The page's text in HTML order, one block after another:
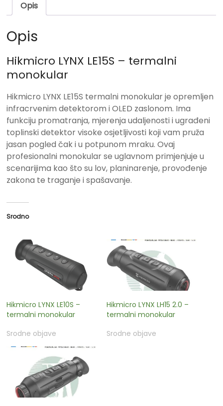
Opis
Opis
Hikmicro LYNX LE15S – termalni
monokular
Hikmicro LYNX LE15S termalni monokular je opremljen
infracrvenim detektorom i OLED zaslonom. Ima
funkciju promatranja, mjerenja udaljenosti i ugrađeni
toplinski detektor visoke osjetljivosti koji vam pruža
jasan pogled čak i u potpunom mraku. Ovaj
profesionalni monokular se uglavnom primjenjuje u
scenarijima kao što su lov, planinarenje, provođenje
zakona te traganje i spašavanje.
Srodno
Hikmicro LYNX LE10S –
termalni monokular
Srodne objave
Hikmicro LYNX LH15 2.0 –
termalni monokular
Srodne objave